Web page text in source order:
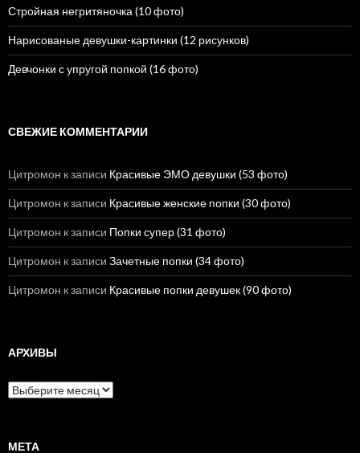
Стройная негритяночка (10 фото)
Нарисованые девушки-картинки (12 рисунков)
Девчонки с упругой попкой (16 фото)
СВЕЖИЕ КОММЕНТАРИИ
Цитромон к записи Красивые ЭМО девушки (53 фото)
Цитромон к записи Красивые женские попки (30 фото)
Цитромон к записи Попки супер (31 фото)
Цитромон к записи Зачетные попки (34 фото)
Цитромон к записи Красивые попки девушек (90 фото)
АРХИВЫ
А
р
в
МЕТА